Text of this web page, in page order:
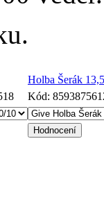
Holba Šerák
Kód: